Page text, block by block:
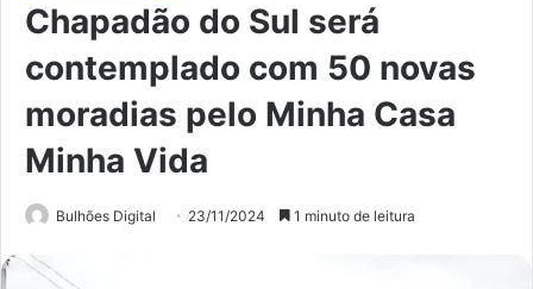
Chapadão do Sul será
contemplado com 50 novas
moradias pelo Minha Casa
Minha Vida
Bulhões Digital 23/11/2024 1 minuto de leitura